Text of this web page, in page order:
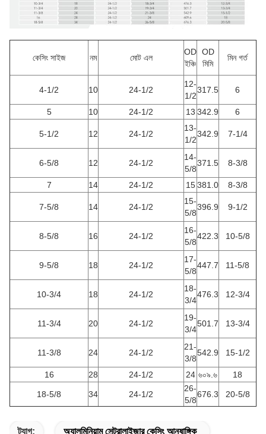
কেসিং সাইজ নম মোট এল
OD
ইঞ্চি
OD
মিমি
মিন গর্ত
4-1/2 10 24-1/2
12-
1/2
317.5 6
5 10 24-1/2 13 342.9 6
5-1/2 12 24-1/2
13-
1/2
342.9 7-1/4
6-5/8 12 24-1/2
14-
5/8
371.5 8-3/8
7 14 24-1/2 15 381.0 8-3/8
7-5/8 14 24-1/2
15-
5/8
396.9 9-1/2
8-5/8 16 24-1/2
16-
5/8
422.3 10-5/8
9-5/8 18 24-1/2
17-
5/8
447.7 11-5/8
10-3/4 18 24-1/2
18-
3/4
476.3 12-3/4
11-3/4 20 24-1/2
19-
3/4
501.7 13-3/4
11-3/8 24 24-1/2
21-
3/8
542.9 15-1/2
16 28 24-1/2 24 ৬০৯.৬ 18
18-5/8 34 24-1/2
26-
5/8
676.3 20-5/8
ট্যাগ: অ্যালুমিনিয়াম সেন্ট্রালাইজার কেসিং আনুষাঙ্গিক